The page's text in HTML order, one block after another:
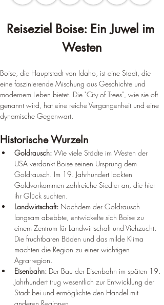
Reiseziel Boise: Ein Juwel im
Westen
Boise, die Hauptstadt von Idaho, ist eine Stadt, die
eine faszinierende Mischung aus Geschichte und
modernem Leben bietet. Die "City of Trees", wie sie oft
genannt wird, hat eine reiche Vergangenheit und eine
dynamische Gegenwart.
Historische Wurzeln
Goldrausch: Wie viele Städte im Westen der
USA verdankt Boise seinen Ursprung dem
Goldrausch. Im 19. Jahrhundert lockten
Goldvorkommen zahlreiche Siedler an, die hier
ihr Glück suchten.
Landwirtschaft: Nachdem der Goldrausch
langsam abebbte, entwickelte sich Boise zu
einem Zentrum für Landwirtschaft und Viehzucht.
Die fruchtbaren Böden und das milde Klima
machten die Region zu einer wichtigen
Agrarregion.
Eisenbahn: Der Bau der Eisenbahn im späten 19.
Jahrhundert trug wesentlich zur Entwicklung der
Stadt bei und ermöglichte den Handel mit